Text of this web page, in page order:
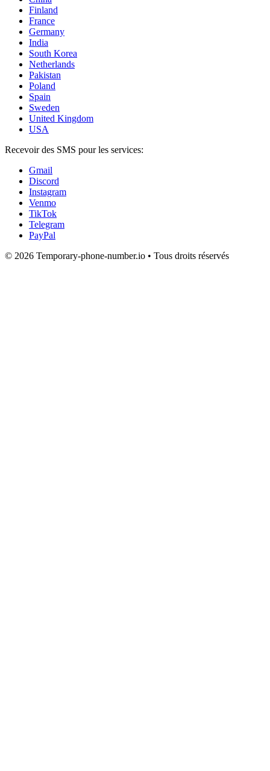
Finland
France
Germany
India
South Korea
Netherlands
Pakistan
Poland
Spain
Sweden
United Kingdom
USA
Recevoir des SMS pour les services:
Gmail
Discord
Instagram
Venmo
TikTok
Telegram
PayPal
© 2026 Temporary-phone-number.io • Tous droits réservés